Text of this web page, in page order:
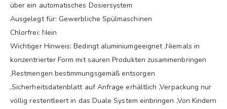
über ein automatisches Dosiersystem
Ausgelegt für: Gewerbliche Spülmaschinen
Chlorfrei: Nein
Wichtiger Hinweis: Bedingt aluminiumgeeignet ,Niemals in
konzentrierter Form mit sauren Produkten zusammenbringen
,Restmengen bestimmungsgemäß entsorgen
,Sicherheitsdatenblatt auf Anfrage erhältlich ,Verpackung nur
völlig restentleert in das Duale System einbringen ,Von Kindern